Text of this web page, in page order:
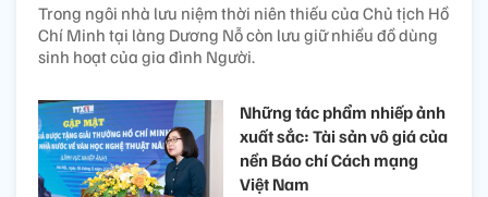
Trong ngôi nhà lưu niệm thời niên thiếu của Chủ tịch Hồ
Chí Minh tại làng Dương Nỗ còn lưu giữ nhiều đồ dùng
sinh hoạt của gia đình Người.
Những tác phẩm nhiếp ảnh
xuất sắc: Tài sản vô giá của
nền Báo chí Cách mạng
Việt Nam